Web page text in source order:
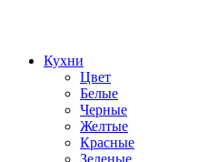
Кухни
Цвет
Белые
Черные
Желтые
Красные
Зеленые